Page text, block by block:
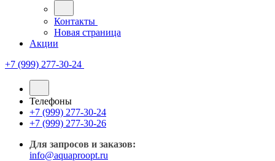
Контакты
Новая страница
Акции
+7 (999) 277-30-24
Телефоны
+7 (999) 277-30-24
+7 (999) 277-30-26
Для запросов и заказов:
info@aquaproopt.ru